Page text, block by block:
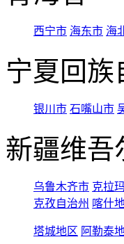
西宁市 海东市 海
宁夏回族
银川市 石嘴山市
新疆维吾
乌鲁木齐市 克拉
克孜自治州 喀什
塔城地区 阿勒泰